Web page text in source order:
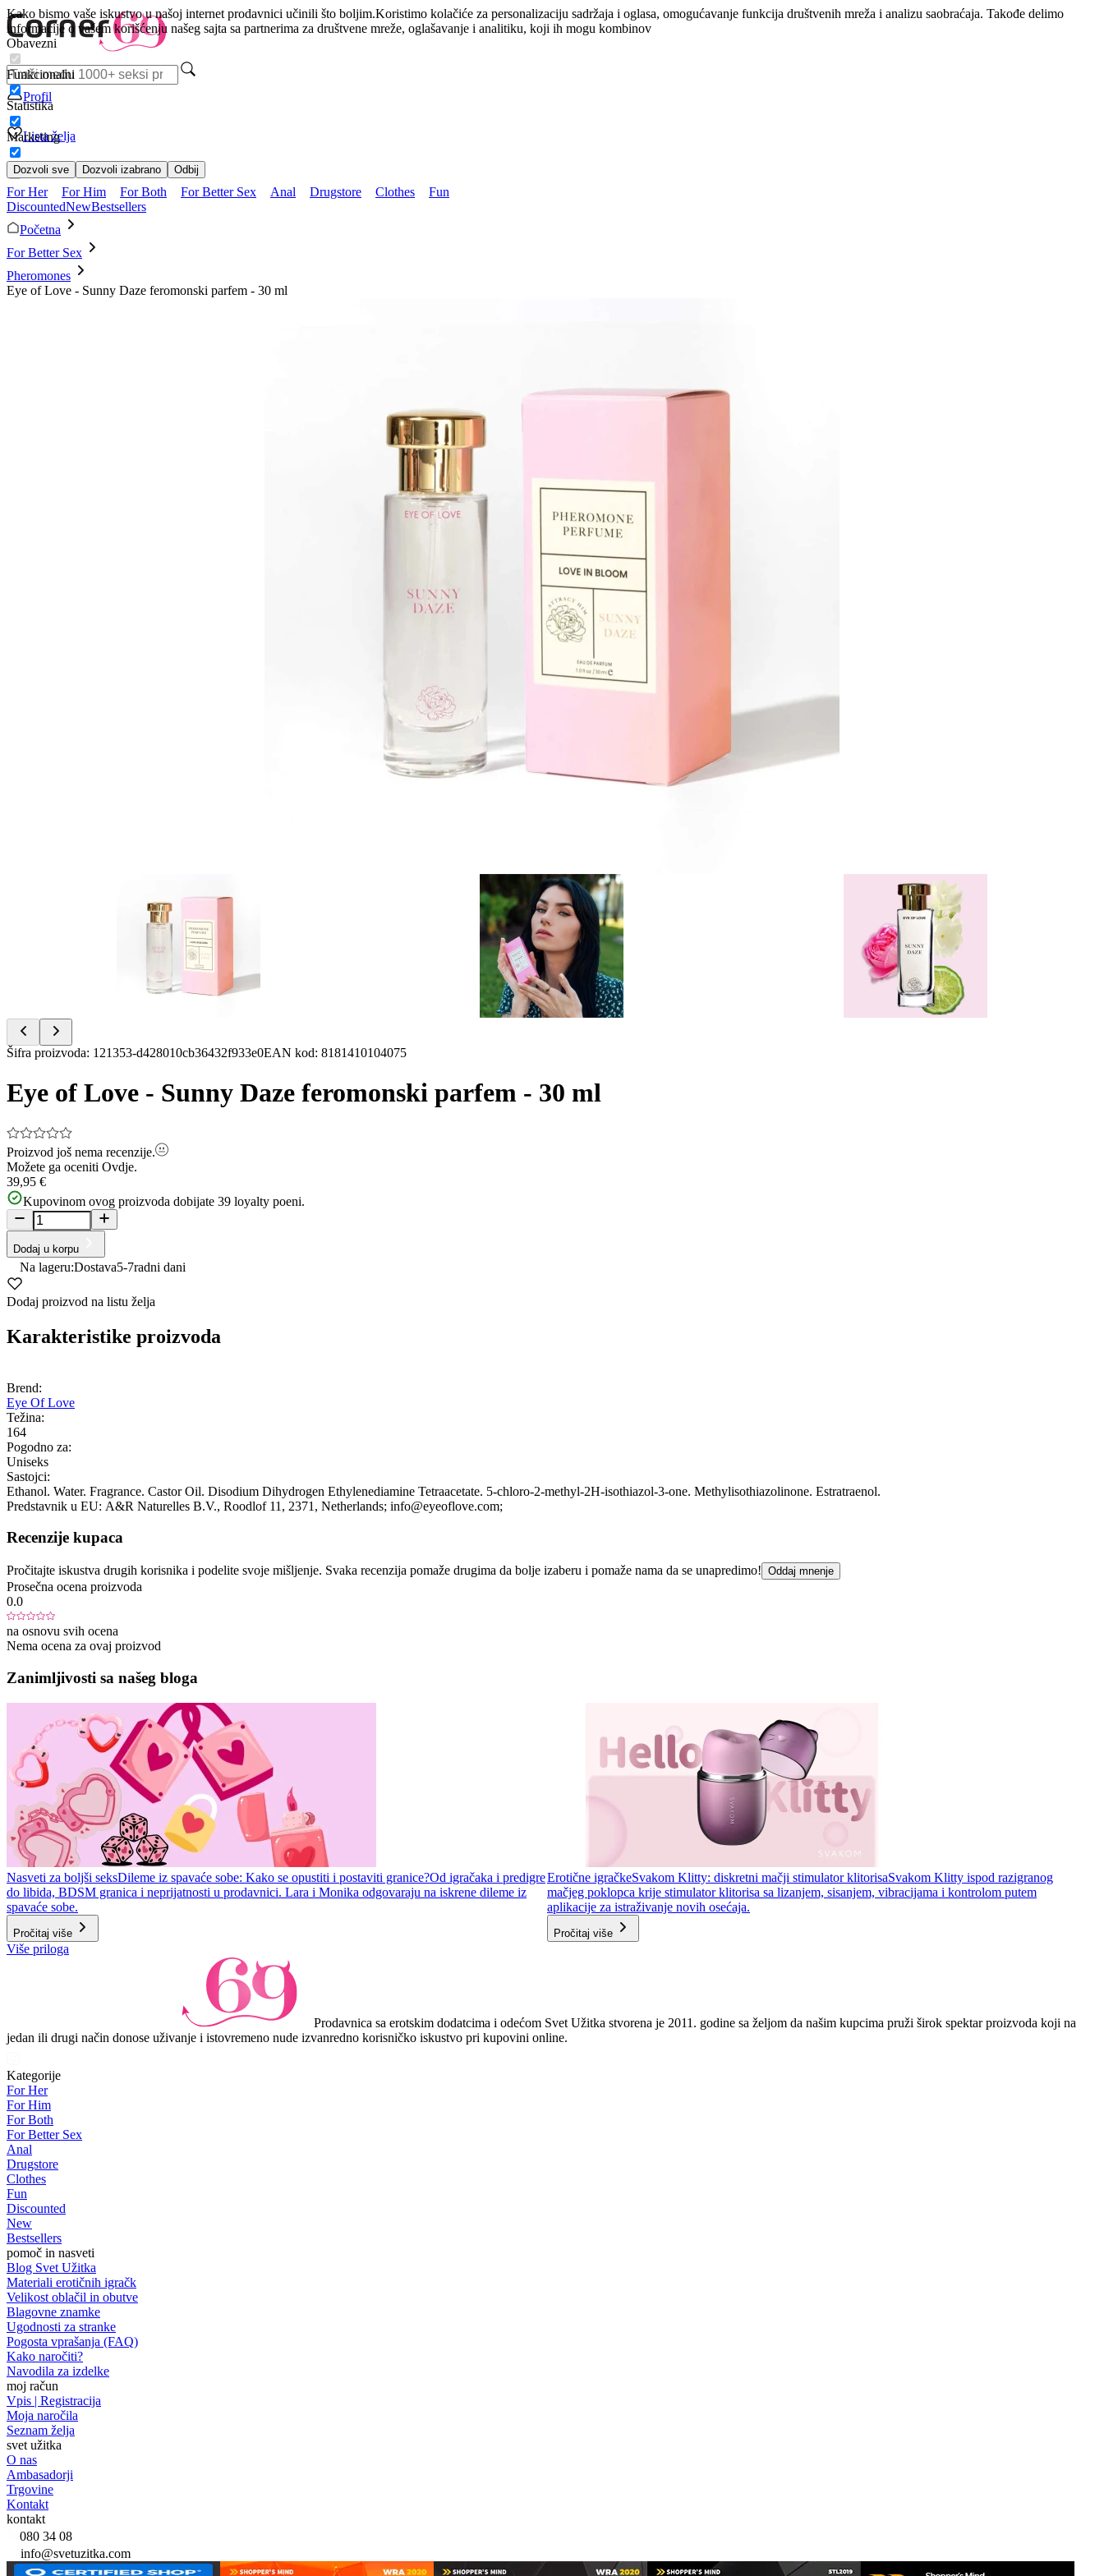
Kako bismo vaše iskustvo u našoj internet prodavnici učinili što boljim.Koristimo kolačiće za personalizaciju sadržaja i oglasa, omogućavanje funkcija društvenih mreža i analizu saobraćaja. Takođe delimo
informacije o vašem korišćenju našeg sajta sa partnerima za društvene mreže, oglašavanje i analitiku, koji ih mogu kombinov
Obavezni
Funkcionalni
Statistika
Marketing
Dozvoli sve Dozvoli izabrano Odbij
Profil
Lista želja
For Her For Him For Both For Better Sex Anal Drugstore Clothes
Fun
DiscountedNewBestsellers
Početna
For Better Sex
Pheromones
Eye of Love - Sunny Daze feromonski parfem - 30 ml
Item
of
Šifra proizvoda: 121353-d428010cb36432f933e0EAN kod: 8181410104075
Eye of Love - Sunny Daze feromonski parfem - 30 ml
Proizvod još nema recenzije.
Možete ga oceniti Ovdje.
39,95 €
Kupovinom ovog proizvoda dobijate 39 loyalty poeni.
Dodaj u korpu
Na lageru:Dostava5-7radni dani
Dodaj proizvod na listu želja
Karakteristike proizvoda
Brend:
Eye Of Love
Težina:
164
Pogodno za:
Uniseks
Sastojci:
Ethanol. Water. Fragrance. Castor Oil. Disodium Dihydrogen Ethylenediamine Tetraacetate. 5-chloro-2-methyl-2H-isothiazol-3-one. Methylisothiazolinone. Estratraenol.
Predstavnik u EU: A&R Naturelles B.V., Roodlof 11 , 2371 , Netherlands; info@eyeoflove.com;
Recenzije kupaca
Pročitajte iskustva drugih korisnika i podelite svoje mišljenje. Svaka recenzija pomaže drugima da bolje izaberu i pomaže nama da se unapredimo! Oddaj mnenje
Prosečna ocena proizvoda
0.0
na osnovu svih ocena
Nema ocena za ovaj proizvod
Zanimljivosti sa našeg bloga
Nasveti za boljši seksDileme iz spavaće sobe: Kako se opustiti i postaviti granice?Od igračaka i predigre
do libida, BDSM granica i neprijatnosti u prodavnici. Lara i Monika odgovaraju na iskrene dileme iz
spavaće sobe.
Pročitaj više
Erotične igračkeSvakom Klitty: diskretni mačji stimulator klitorisaSvakom Klitty ispod razigranog
mačjeg poklopca krije stimulator klitorisa sa lizanjem, sisanjem, vibracijama i kontrolom putem
aplikacije za istraživanje novih osećaja.
Pročitaj više
Item
Više priloga
Prodavnica sa erotskim dodatcima i odećom Svet Užitka stvorena je 2011. godine sa željom da našim kupcima pruži širok spektar proizvoda koji na
jedan ili drugi način donose uživanje i istovremeno nude izvanredno korisničko iskustvo pri kupovini online.
Kategorije
For Her
For Him
For Both
For Better Sex
Anal
Drugstore
Clothes
Fun
Discounted
New
Bestsellers
pomoč in nasveti
Blog Svet Užitka
Materiali erotičnih igračk
Velikost oblačil in obutve
Blagovne znamke
Ugodnosti za stranke
Pogosta vprašanja (FAQ)
Kako naročiti?
Navodila za izdelke
moj račun
Vpis | Registracija
Moja naročila
Seznam želja
svet užitka
O nas
Ambasadorji
Trgovine
Kontakt
kontakt
080 34 08
info@svetuzitka.com